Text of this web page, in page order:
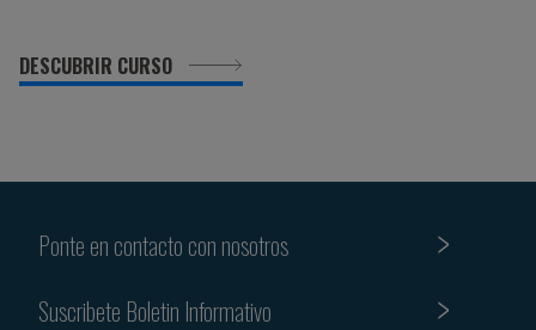
DESCUBRIR CURSO
Ponte en contacto con nosotros
Suscribete Boletin Informativo